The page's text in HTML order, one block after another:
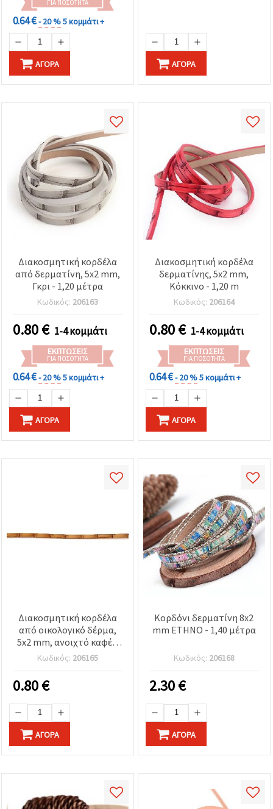
ΓΙΑ ΠΟΣΌΤΗΤΑ
0.64 €- 20 %5 κομμάτι +
ΑΓΟΡΆ ΑΓΟΡΆ
Διακοσμητική κορδέλα
από δερματίνη, 5x2 mm,
Γκρι - 1,20 μέτρα
Κωδικός: 206163
0.80€ 1-4 κομμάτι
ΕΚΠΤΏΣΕΙΣ
ΓΙΑ ΠΟΣΌΤΗΤΑ
0.64 €- 20 %5 κομμάτι +
ΑΓΟΡΆ
Διακοσμητική κορδέλα
δερματίνης, 5x2 mm,
Κόκκινο - 1,20 m
Κωδικός: 206164
0.80€ 1-4 κομμάτι
ΕΚΠΤΏΣΕΙΣ
ΓΙΑ ΠΟΣΌΤΗΤΑ
0.64 €- 20 %5 κομμάτι +
ΑΓΟΡΆ
Διακοσμητική κορδέλα
από οικολογικό δέρμα,
5x2 mm, ανοιχτό καφέ -
1,20 μέτρα
Κωδικός: 206165
0.80€
ΑΓΟΡΆ
Κορδόνι δερματίνη 8x2
mm ETHNO - 1,40 μέτρα
Κωδικός: 206168
2.30€
ΑΓΟΡΆ